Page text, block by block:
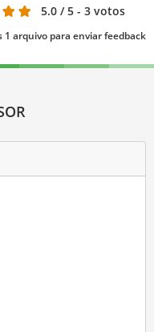
5.0 / 5 - 3 votos
1 arquivo para enviar feedback